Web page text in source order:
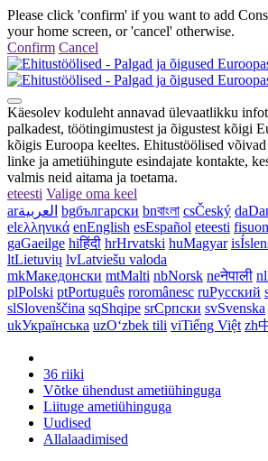
Please click 'confirm' if you want to add
your home screen, or 'cancel' otherwise.
Confirm Cancel
Käesolev koduleht annavad ülevaatlikku
palkadest, töötingimustest ja õigustest kõigi
kõigis Euroopa keeltes. Ehitustöölised
linke ja ametiühingute esindajate kontakte,
valmis neid aitama ja toetama.
eteesti Valige oma keel
arالعربية bgбългарски bnবাংলা csČeský da
elελληνικά enEnglish esEspañol eteesti fi
gaGaeilge hiहिंदी hrHrvatski huMagyar is
ltLietuvių lvLatviešu valoda
mkМакедонски mtMalti nbNorsk neनेपाली nl
plPolski ptPortuguês roromânesc ruРусский
slSlovenščina sqShqipe srСрпски svSvenska
ukУкраїнська uzOʻzbek tili viTiếng Việt zh
36 riiki
Võtke ühendust ametiühinguga
Liituge ametiühinguga
Uudised
Allalaadimised